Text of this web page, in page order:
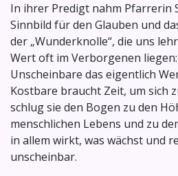
In ihrer Predigt nahm Pfarrerin
Sinnbild für den Glauben und
der „Wunderknolle“, die uns
Wert oft im Verborgenen
Unscheinbare das eigentlich
Kostbare braucht Zeit, um sich
schlug sie den Bogen zu den
menschlichen Lebens und zu
in allem wirkt, was wächst und
unscheinbar.